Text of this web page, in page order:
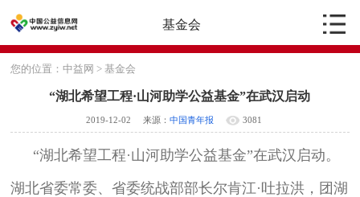
基金会
您的位置：中益网 >基金会
“湖北希望工程·山河助学公益基金”在武汉启动
2019-12-02 来源： 中国青年报 3081
“湖北希望工程·山河助学公益基金”在武汉启动。
湖北省委常委、省委统战部部长尔肯江·吐拉洪，团湖